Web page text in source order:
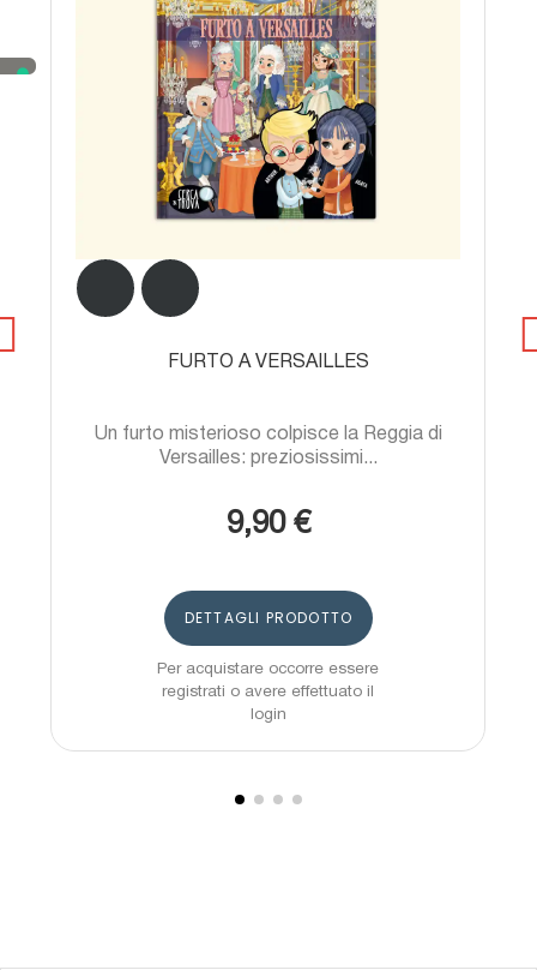
FURTO A VERSAILLES
Un furto misterioso colpisce la Reggia di
Versailles: preziosissimi...
9,90 €
DETTAGLI PRODOTTO
Per acquistare occorre essere
registrati o avere effettuato il
login